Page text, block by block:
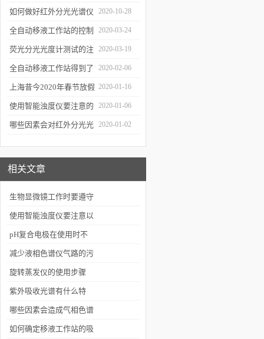
二届上海沪助科研圈发展
年会
如何做好红外分光光谱仪
的防潮工作
2020-10-28
全自动移液工作站的控制
软件有哪些特点
2020-03-24
荧光分光光度计测试的注
意事项有哪些
2020-03-19
全自动移液工作站得到了
广泛的应用
2020-02-06
上海昔今2020年春节放假
通知
2020-01-16
使用智能浊度仪要注意的
几个要点
2020-01-06
哪些因素会对红外分光光 2020-01-02
相关文章
生物显微镜工作时要遵守
哪些要求
使用智能浊度仪要注意以
下6点
pH复合电极在使用时不
可忽视的因素有哪些？
减少液相色谱仪气路的污
染有哪些措施
旋转蒸发仪的使用步骤
紫外吸收光谱有什么特
征?紫外光谱说明什么?
哪些因素会造成气相色谱
仪的分析结果产生误差
如何确定移液工作站的吸